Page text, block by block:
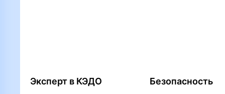
Эксперт в КЭДО Безопасность